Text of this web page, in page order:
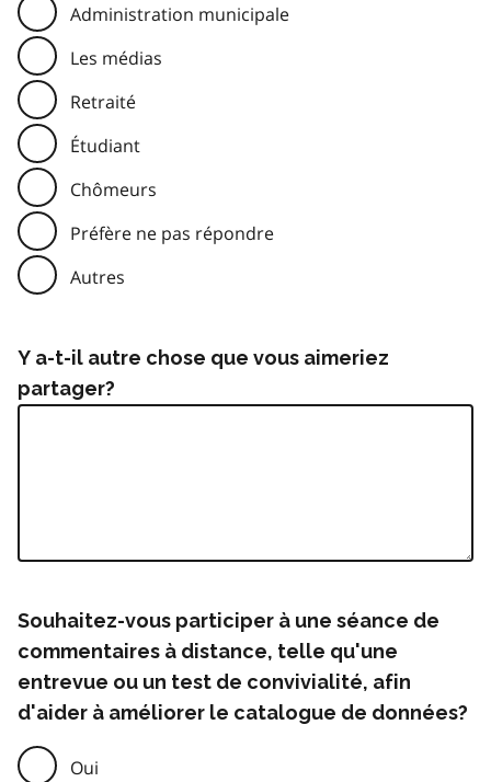
Administration municipale
Les médias
Retraité
Étudiant
Chômeurs
Préfère ne pas répondre
Autres
Y a-t-il autre chose que vous aimeriez
partager?
Souhaitez-vous participer à une séance de
commentaires à distance, telle qu'une
entrevue ou un test de convivialité, afin
d'aider à améliorer le catalogue de données?
Oui